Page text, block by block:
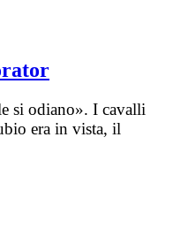
si odiano». I cavalli
era in vista, il